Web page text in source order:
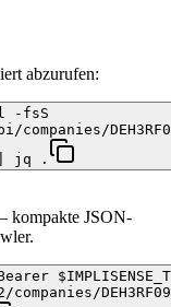
abzurufen:
-fsS
| jq .
kompakte JSON-